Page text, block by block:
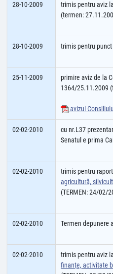
28-10-2009
trimis pentru aviz
(termen:
28-10-2009 trimis pentru punct
25-11-2009
primire aviz de la
1364/25.11.2009
avizul
02-02-2010
cu nr.L37
Senatul e prima
02-02-2010 trimis pentru
agricultură,
(TERMEN: 24/02/
02-02-2010 Termen depunere
02-02-2010 trimis pentru aviz la
finanţe, activitate